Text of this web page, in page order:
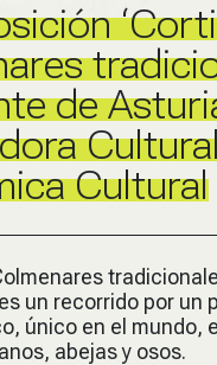
de
Cultural
un recorrido por un
único en el mundo,
abejas y osos.